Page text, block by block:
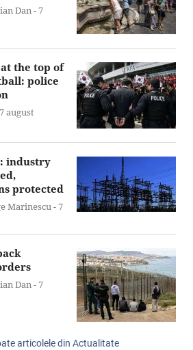
Dan -7
the top of
police
7 august
industry
protected
Marinescu -7
Dan -7
articolele din Actualitate